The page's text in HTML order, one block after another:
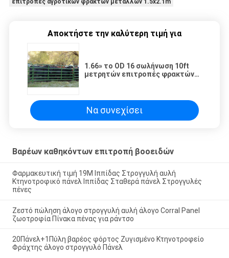
επιτροπές αγροτικών φρακτών μετάλλων 1.5x2.1m
Αποκτήστε την καλύτερη τιμή για
1.66» το OD 16 σωλήνωση 10ft
μετρητών επιτροπές φρακτών
Να συνεχίσει
Βαρέων καθηκόντων επιτροπή βοοειδών
Φαρμακευτική τιμή 19M Ιππίδας Στρογγυλή αυλή
Κτηνοτροφικό πάνελ Ιππίδας Σταθερά πάνελ Στρογγυλές
πένες
Ζεστό πώληση άλογο στρογγυλή αυλή άλογο Corral Panel
ζωοτροφία Πίνακα πένας για ράντσο
20Πάνελ+1Πύλη βαρέος φόρτος Ζυγισμένο Κτηνοτροφείο
Φράχτης άλογο στρογγυλό Πάνελ